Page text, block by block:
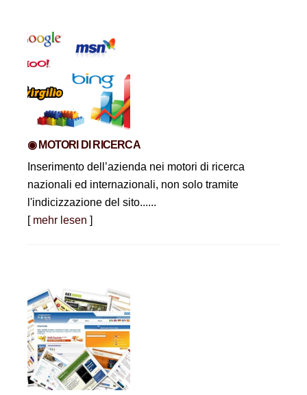
◉ MOTORI DI RICERCA
Inserimento dell’azienda nei motori di ricerca
nazionali ed internazionali, non solo tramite
l'indicizzazione del sito......
[ mehr lesen ]